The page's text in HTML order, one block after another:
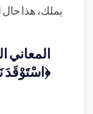
يملك، هذا حال
المعاني
﴿اسْتَوْقَدَ